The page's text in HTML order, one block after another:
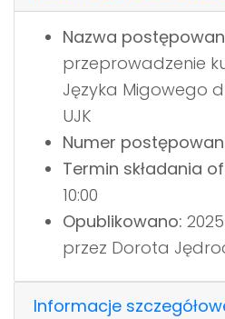
Nazwa
przeprowadzenie
Języka Migowego
UJK
Numer
Termin składania
10:00
Opublikowano:
przez Dorota
Informacje